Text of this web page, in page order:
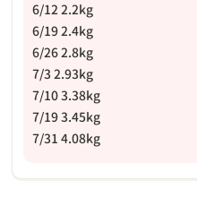
6/12 2.2kg
6/19 2.4kg
6/26 2.8kg
7/3 2.93kg
7/10 3.38kg
7/19 3.45kg
7/31 4.08kg